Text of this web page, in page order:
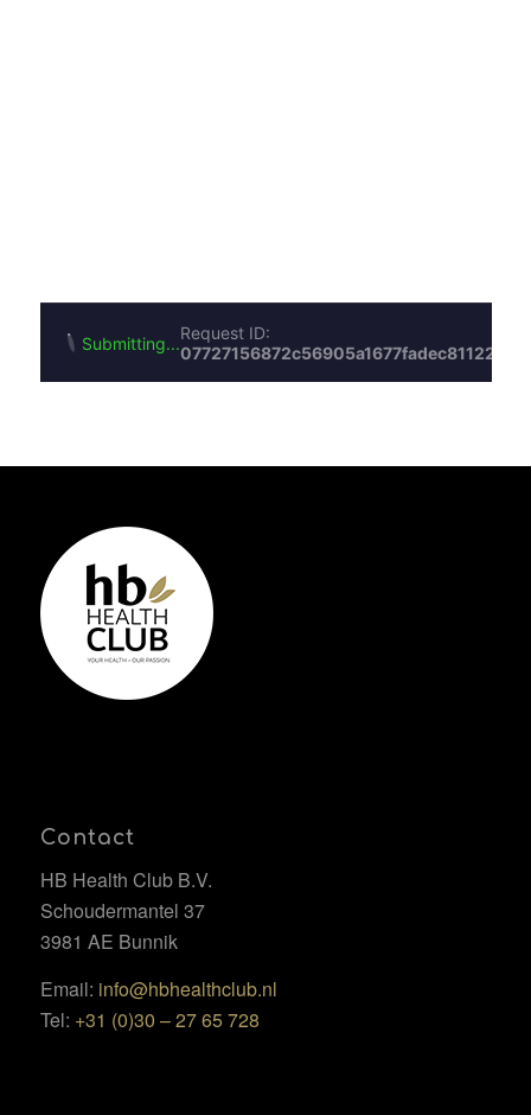
Contact
HB Health Club B.V.
Schoudermantel 37
3981 AE Bunnik
Email: info@hbhealthclub.nl
Tel: +31 (0)30 – 27 65 728